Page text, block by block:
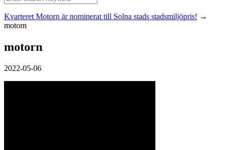
Kvarteret Motorn är nominerat till Solna stads stadsmiljöpris! →
motorn
motorn
2022-05-06